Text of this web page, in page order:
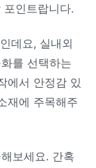
인트랍니다.
데요, 실내외
를 선택하는
에서 안정감 있
재에 주목해주
보세요. 간혹